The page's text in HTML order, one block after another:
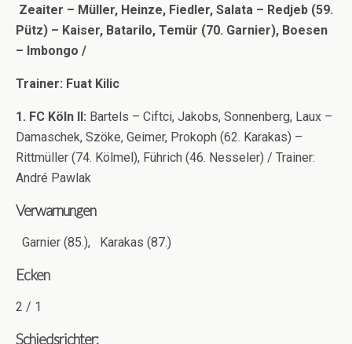
Zeaiter – Müller, Heinze, Fiedler, Salata – Redjeb (59.
Pütz) – Kaiser, Batarilo, Temür (70. Garnier), Boesen
– Imbongo /
Trainer: Fuat Kilic
1. FC Köln II: Bartels – Ciftci, Jakobs, Sonnenberg, Laux –
Damaschek, Szöke, Geimer, Prokoph (62. Karakas) –
Rittmüller (74. Kölmel), Führich (46. Nesseler) / Trainer:
André Pawlak
Verwarnungen
Garnier (85.), Karakas (87.)
Ecken
2 / 1
Schiedsrichter: